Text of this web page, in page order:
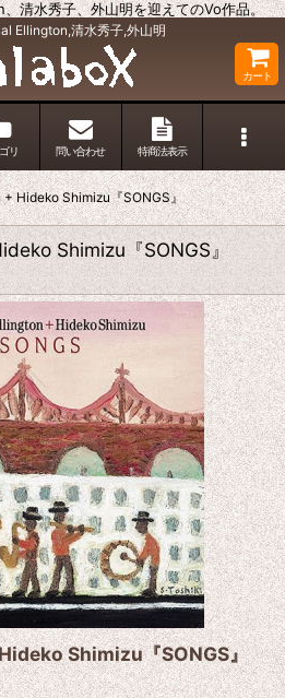
清水秀子、外山明を迎えてのVo作品。
Ellington,清水秀子,外山明
カート
リ 問い合わせ 特商法表示
Hideko Shimizu『SONGS』
Shimizu『SONGS』
Shimizu『SONGS』